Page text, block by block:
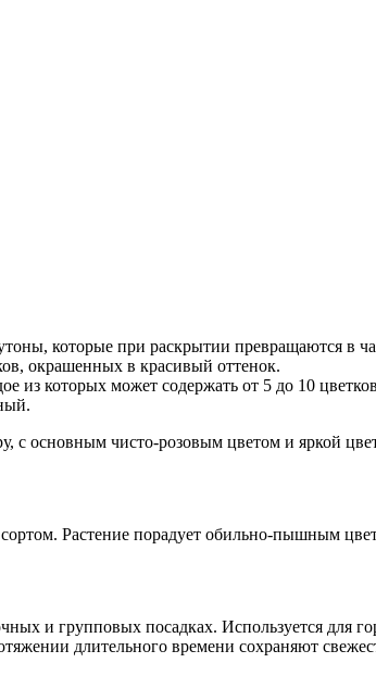
которые при раскрытии превращаются в
окрашенных в красивый оттенок.
из которых может содержать от 5 до 10
с основным чисто-розовым цветом и яркой
Растение порадует обильно-пышным
и групповых посадках. Используется для
длительного времени сохраняют